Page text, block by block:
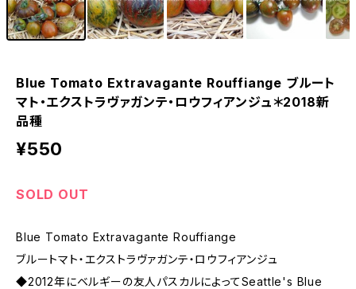
Blue Tomato Extravagante Rouffiange ブルート
マト・エクストラヴァガンテ・ロウフィアンジュ＊2018新
品種
¥550
SOLD OUT
Blue Tomato Extravagante Rouffiange
ブルートマト・エクストラヴァガンテ・ロウフィアンジュ
◆2012年にベルギーの友人パスカルによってSeattle's Blue